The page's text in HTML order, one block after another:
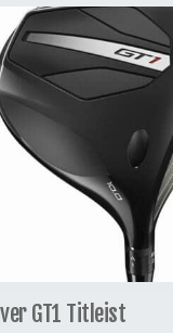
GT1 Titleist